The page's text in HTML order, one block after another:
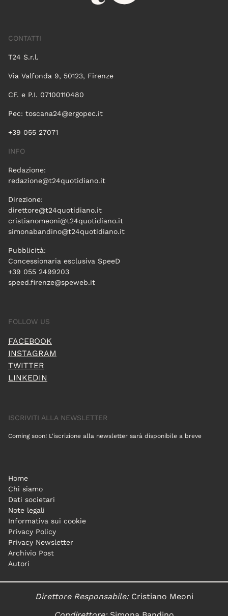
CONTATTI
T24 S.r.l.
Via Valfonda 9, 50123, Firenze
CF. e P.I. 07100110480
Pec: toscana24@ergopec.it
+39 055 27071
INFO
Redazione:
redazione@t24quotidiano.it
Direzione:
direttore@t24quotidiano.it
cristianomeoni@t24quotidiano.it
simonabandino@t24quotidiano.it
Pubblicità:
Concessionaria esclusiva SpeeD
+39 055 2499203
speed.firenze@speweb.it
FOLLOW US
FACEBOOK
INSTAGRAM
TWITTER
LINKEDIN
ISCRIVITI ALLA NEWSLETTER
Coming soon! L'iscrizione alla newsletter sarà disponibile a breve
Home
Chi siamo
Dati societari
Note legali
Informativa sui cookie
Privacy Policy
Privacy Newsletter
Archivio Post
Autori
Direttore Responsabile:Cristiano Meoni